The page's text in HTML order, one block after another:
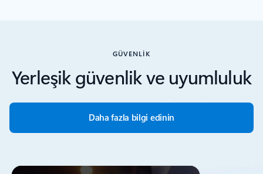
GÜVENLİK
Yerleşik güvenlik ve uyumluluk
Daha fazla bilgi edinin